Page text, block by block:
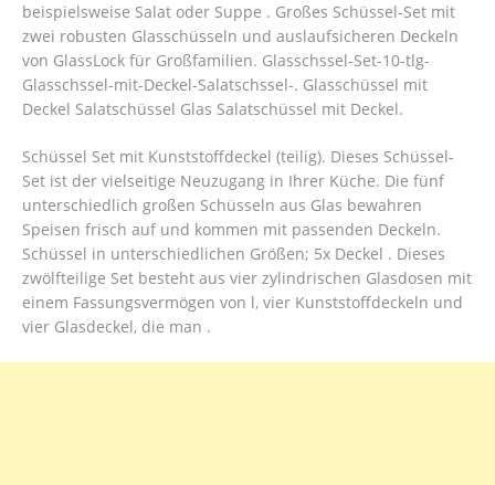
beispielsweise Salat oder Suppe . Großes Schüssel-Set mit
zwei robusten Glasschüsseln und auslaufsicheren Deckeln
von GlassLock für Großfamilien. Glasschssel-Set-10-tlg-
Glasschssel-mit-Deckel-Salatschssel-. Glasschüssel mit
Deckel Salatschüssel Glas Salatschüssel mit Deckel.
Schüssel Set mit Kunststoffdeckel (teilig). Dieses Schüssel-
Set ist der vielseitige Neuzugang in Ihrer Küche. Die fünf
unterschiedlich großen Schüsseln aus Glas bewahren
Speisen frisch auf und kommen mit passenden Deckeln.
Schüssel in unterschiedlichen Größen; 5x Deckel . Dieses
zwölfteilige Set besteht aus vier zylindrischen Glasdosen mit
einem Fassungsvermögen von l, vier Kunststoffdeckeln und
vier Glasdeckel, die man .